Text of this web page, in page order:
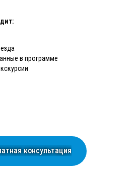
в программе
консультация